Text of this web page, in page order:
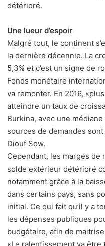
détérioré.
Une lueur d’espoir
Malgré tout, le continent
la dernière décennie. La
5,3% et c’est un signe de
Fonds monétaire
va remonter. En 2016,
atteindre un taux de
Burkina, avec une
sources de demandes
Diouf Sow.
Cependant, les marges
solde extérieur détérioré
notamment grâce à la
dans certains pays, sans
initial. Ce qui fait qu’il y a
les dépenses publiques
budgétaire, afin de